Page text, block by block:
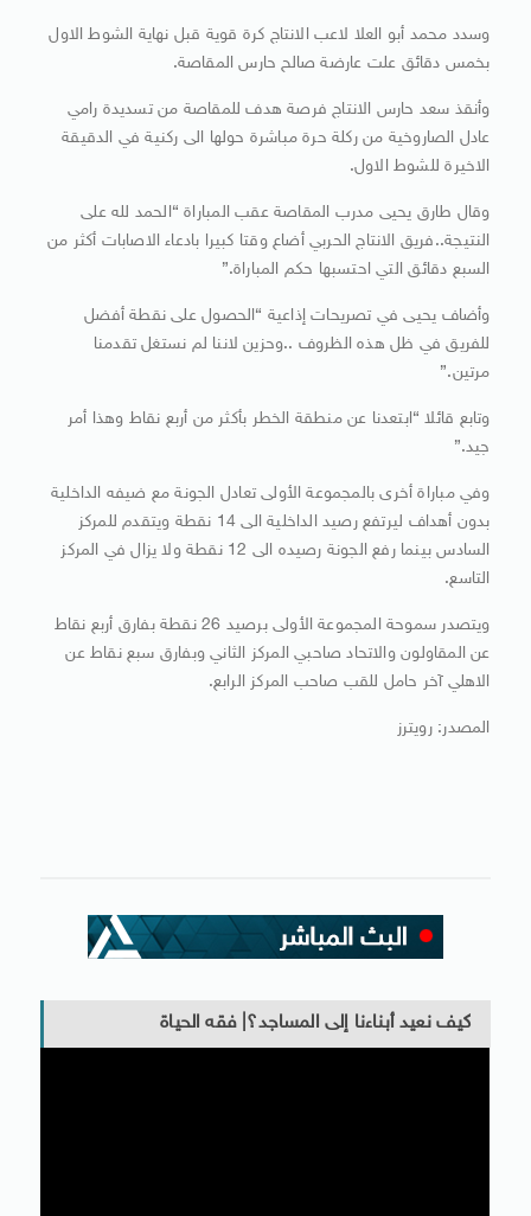
وسدد محمد أبو العلا لاعب الانتاج كرة قوية قبل نهاية الشوط الاول
بخمس دقائق علت عارضة صالح حارس المقاصة.
وأنقذ سعد حارس الانتاج فرصة هدف للمقاصة من تسديدة رامي
عادل الصاروخية من ركلة حرة مباشرة حولها الى ركنية في الدقيقة
الاخيرة للشوط الاول.
وقال طارق يحيى مدرب المقاصة عقب المباراة “الحمد لله على
النتيجة..فريق الانتاج الحربي أضاع وقتا كبيرا بادعاء الاصابات أكثر من
السبع دقائق التي احتسبها حكم المباراة.”
وأضاف يحيى في تصريحات إذاعية “الحصول على نقطة أفضل
للفريق في ظل هذه الظروف ..وحزين لاننا لم نستغل تقدمنا
مرتين.”
وتابع قائلا “ابتعدنا عن منطقة الخطر بأكثر من أربع نقاط وهذا أمر
جيد.”
وفي مباراة أخرى بالمجموعة الأولى تعادل الجونة مع ضيفه الداخلية
بدون أهداف ليرتفع رصيد الداخلية الى 14 نقطة ويتقدم للمركز
السادس بينما رفع الجونة رصيده الى 12 نقطة ولا يزال في المركز
التاسع.
ويتصدر سموحة المجموعة الأولى برصيد 26 نقطة بفارق أربع نقاط
عن المقاولون والاتحاد صاحبي المركز الثاني وبفارق سبع نقاط عن
الاهلي آخر حامل للقب صاحب المركز الرابع.
المصدر: رويترز
كيف نعيد أبناءنا إلى المساجد؟| فقه الحياة